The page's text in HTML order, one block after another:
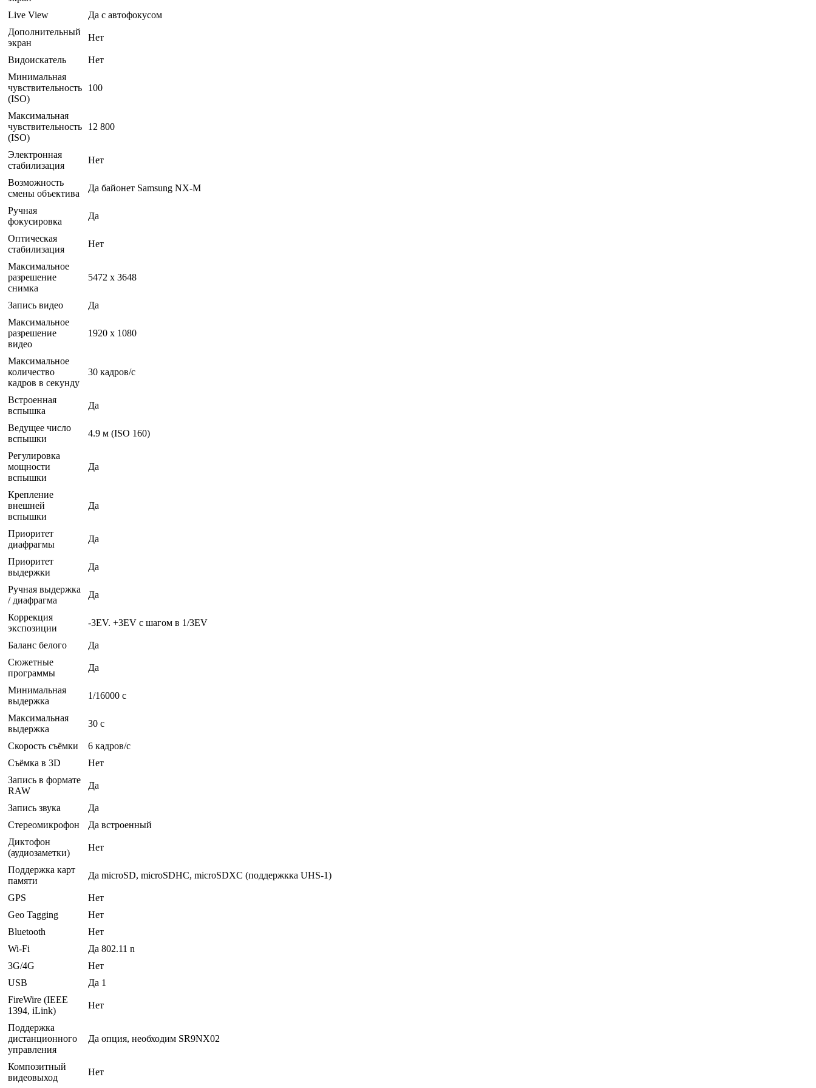
Live View
Да с автофокусом
Дополнительный
экран
Нет
Видоискатель
Нет
Минимальная
чувствительность
(ISO)
100
Максимальная
чувствительность
(ISO)
12 800
Электронная
стабилизация
Нет
Возможность
смены объектива
Да байонет Samsung NX-M
Ручная
фокусировка
Да
Оптическая
стабилизация
Нет
Максимальное
разрешение
снимка
5472 x 3648
Запись видео
Да
Максимальное
разрешение
видео
1920 x 1080
Максимальное
количество
кадров в секунду
30 кадров/с
Встроенная
вспышка
Да
Ведущее число
вспышки
4.9 м (ISO 160)
Регулировка
мощности
вспышки
Да
Крепление
внешней
вспышки
Да
Приоритет
диафрагмы
Да
Приоритет
выдержки
Да
Ручная выдержка
/ диафрагма
Да
Коррекция
экспозиции
-3EV. +3EV с шагом в 1/3EV
Баланс белого
Да
Сюжетные
программы
Да
Минимальная
выдержка
1/16000 c
Максимальная
выдержка
30 c
Скорость съёмки
6 кадров/с
Съёмка в 3D
Нет
Запись в формате
RAW
Да
Запись звука
Да
Стереомикрофон
Да встроенный
Диктофон
(аудиозаметки)
Нет
Поддержка карт
памяти
Да microSD, microSDHC, microSDXC (поддержкка UHS-1)
GPS
Нет
Geo Tagging
Нет
Bluetooth
Нет
Wi-Fi
Да 802.11 n
3G/4G
Нет
USB
Да 1
FireWire (IEEE
1394, iLink)
Нет
Поддержка
дистанционного
управления
Да опция, необходим SR9NX02
Композитный
видеовыход
Нет